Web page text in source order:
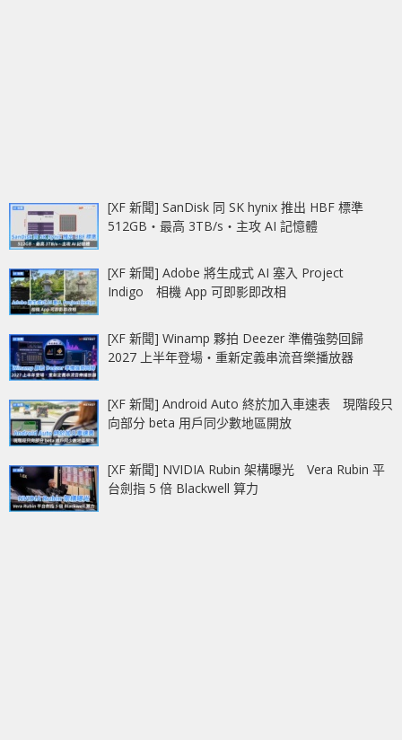
[XF 新聞] SanDisk 同 SK hynix 推出 HBF 標準
512GB‧最高 3TB/s‧主攻 AI 記憶體
[XF 新聞] Adobe 將生成式 AI 塞入 Project
Indigo 相機 App 可即影即改相
[XF 新聞] Winamp 夥拍 Deezer 準備強勢回歸
2027 上半年登場‧重新定義串流音樂播放器
[XF 新聞] Android Auto 終於加入車速表 現階段只
向部分 beta 用戶同少數地區開放
[XF 新聞] NVIDIA Rubin 架構曝光 Vera Rubin 平
台劍指 5 倍 Blackwell 算力